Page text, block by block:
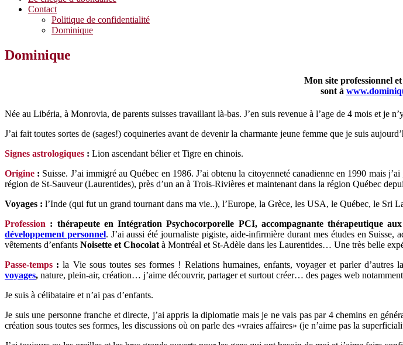
Contact
Politique de confidentialité
Dominique
Dominique
Mon site professionnel
sont à
Née au Libéria, à Monrovia, de parents suisses travaillant là-bas. J’en suis revenue à l’age de 4 mois et je
J’ai fait toutes sortes de (sages!) coquineries avant de devenir la charmante jeune femme que je suis
Signes astrologiques : Lion ascendant bélier et Tigre en chinois.
Origine : Suisse. J’ai immigré au Québec en 1986. J’ai obtenu la citoyenneté canadienne en 1990 mais
région de St-Sauveur (Laurentides), près d’un an à Trois-Rivières et maintenant dans la région Québec
Voyages : l’Inde (qui fut un grand tournant dans ma vie..), l’Europe, la Grèce, les USA, le Québec, le Sri
Profession : thérapeute en Intégration Psychocorporelle PCI, accompagnante thérapeutique
développement personnel. J’ai aussi été journaliste pigiste, aide-infirmière durant mes études en
vêtements d’enfants Noisette et Chocolatà Montréal et St-Adèle dans les Laurentides… Une très belle
Passe-temps :la Vie sous toutes ses formes ! Relations humaines, enfants, voyager et parler d’autres
voyages, nature, plein-air, création… j’aime découvrir, partager et surtout créer… des pages web
Je suis à célibataire et n’ai pas d’enfants.
Je suis une personne franche et directe, j’ai appris la diplomatie mais je ne vais pas par 4 chemins en
création sous toutes ses formes, les discussions où on parle des «vraies affaires» (je n’aime pas la